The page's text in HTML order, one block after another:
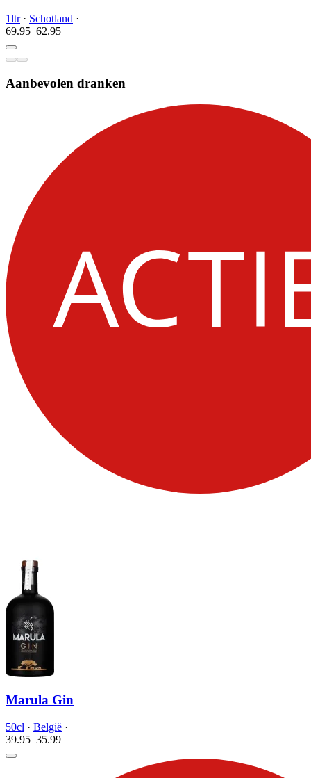
1ltr· Schotland ·
69.95 62.95
Aanbevolen dranken
Marula Gin
50cl · België ·
39.95 35.99